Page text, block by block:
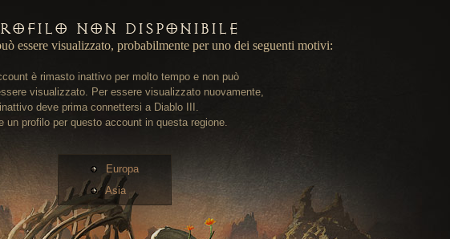
non disponibile
essere visualizzato, probabilmente per uno dei seguenti motivi:
è rimasto inattivo per molto tempo e non può
visualizzato. Per essere visualizzato nuovamente,
inattivo deve prima connettersi a Diablo III.
un profilo per questo account in questa regione.
Europa
Asia